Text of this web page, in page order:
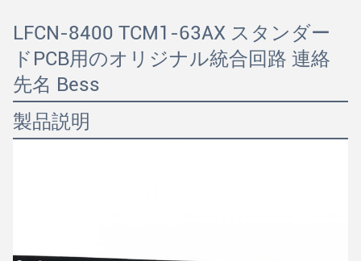
LFCN-8400 TCM1-63AX スタンダー
ドPCB用のオリジナル統合回路 連絡
先名 Bess
製品説明